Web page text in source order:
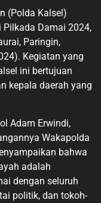
(Polda Kalsel)
Pilkada Damai 2024,
Paringin,
Kegiatan yang
ini bertujuan
kepala daerah yang
Adam Erwindi,
Wakapolda
bahwa
adalah
dengan seluruh
politik, dan tokoh-